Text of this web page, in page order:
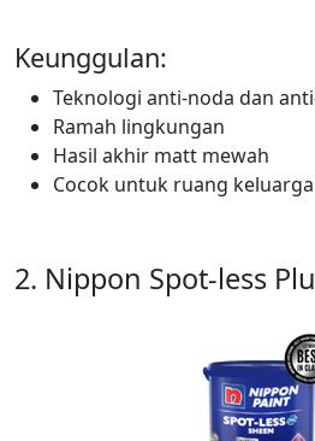
Keunggulan:
Teknologi anti-noda dan
Ramah lingkungan
Hasil akhir matt mewah
Cocok untuk ruang
2. Nippon Spot-less